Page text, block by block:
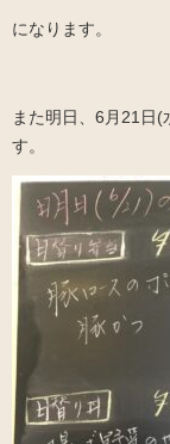
になります。
また明日、6月21日(
す。